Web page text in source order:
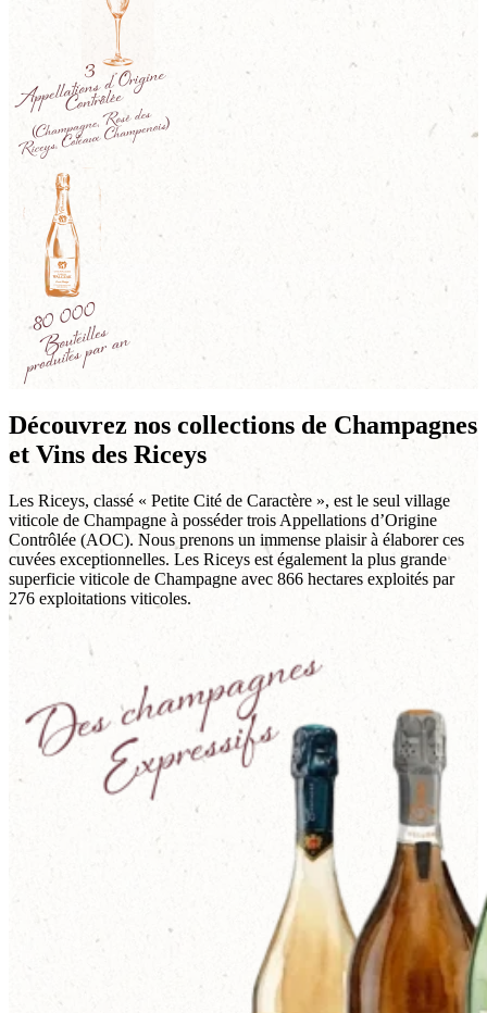
Découvrez nos collections de Champagnes
et Vins des Riceys
Les Riceys, classé « Petite Cité de Caractère », est le seul village
viticole de Champagne à posséder trois Appellations d’Origine
Contrôlée (AOC). Nous prenons un immense plaisir à élaborer ces
cuvées exceptionnelles. Les Riceys est également la plus grande
superficie viticole de Champagne avec 866 hectares exploités par
276 exploitations viticoles.